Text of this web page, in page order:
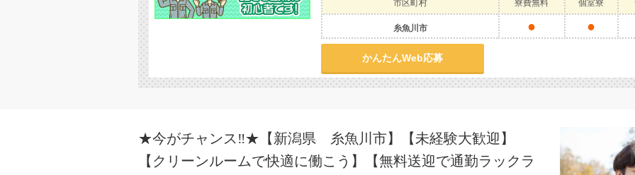
市区町村 寮費無料 個室寮
糸魚川市 ● ●
かんたんWeb応募
★今がチャンス‼★【新潟県 糸魚川市】【未経験大歓迎】
【クリーンルームで快適に働こう】【無料送迎で通勤ラックラ